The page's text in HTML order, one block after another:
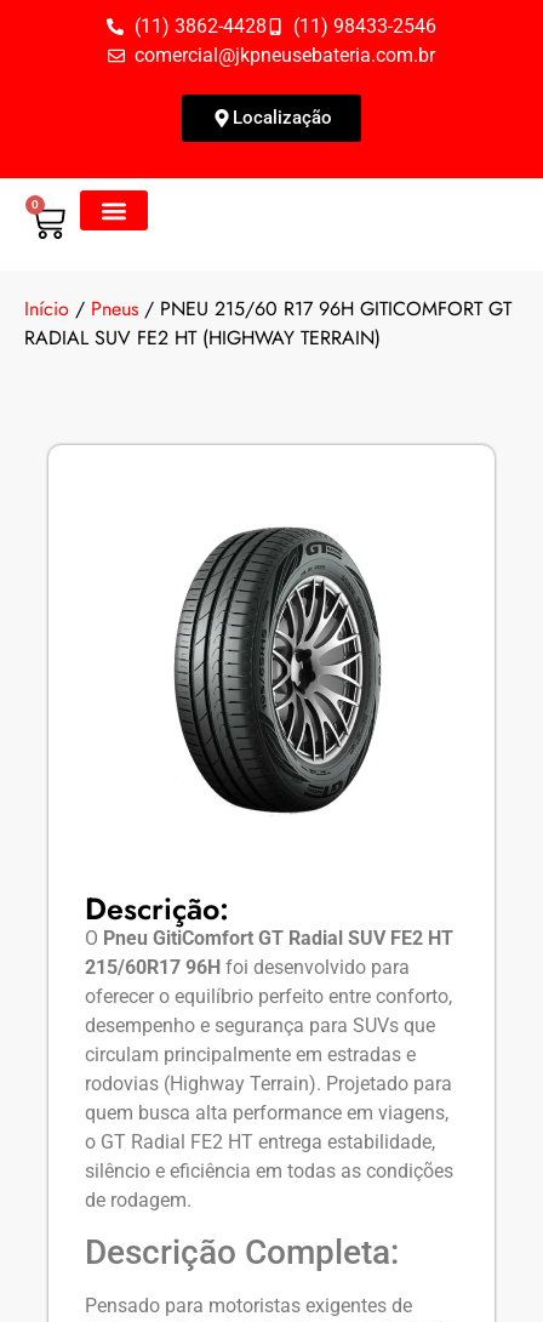
(11) 3862-4428
(11) 98433-2546
comercial@jkpneusebateria.com.br
Localização
0
Início / Pneus / PNEU 215/60 R17 96H GITICOMFORT GT
RADIAL SUV FE2 HT (HIGHWAY TERRAIN)
Descrição:
O Pneu GitiComfort GT Radial SUV FE2 HT
215/60R17 96H foi desenvolvido para
oferecer o equilíbrio perfeito entre conforto,
desempenho e segurança para SUVs que
circulam principalmente em estradas e
rodovias (Highway Terrain). Projetado para
quem busca alta performance em viagens,
o GT Radial FE2 HT entrega estabilidade,
silêncio e eficiência em todas as condições
de rodagem.
Descrição Completa:
Pensado para motoristas exigentes de